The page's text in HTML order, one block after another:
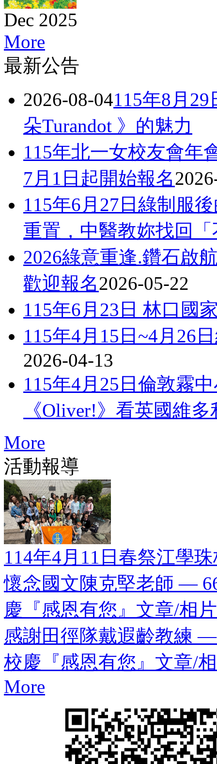
Dec 2025
More
最新公告
2026-08-04115年8月
朵Turandot 》的魅力
115年北一女校友會年
7月1日起開始報名
115年6月27日綠制服
重置，中醫教妳找回
2026綠意重逢.鑽石啟
歡迎報名2026-05-22
115年6月23日 林口國
115年4月15日~4月26
2026-04-13
115年4月25日倫敦霧
《Oliver!》看英國維
More
活動報導
114年4月11日春祭江學
懷念國文陳克堅老師 —
慶『感恩有您』文章/相
感謝田徑隊戴遐齡教練
校慶『感恩有您』文章/
More